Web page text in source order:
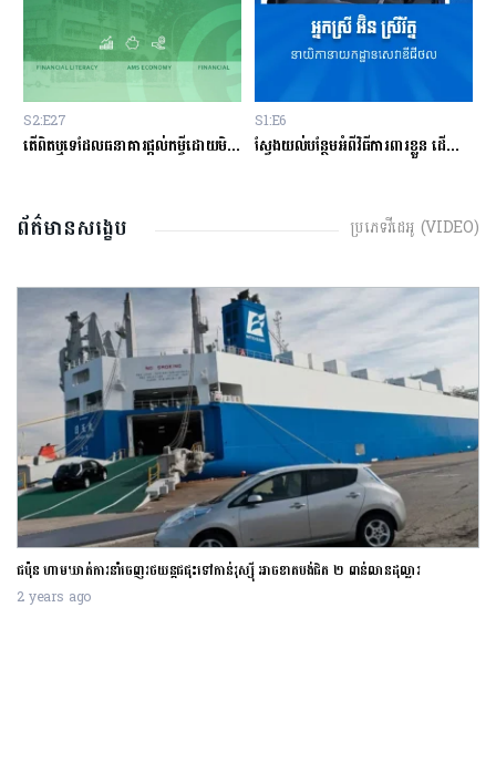
S2:E27
តើពិតឬទេដែលធនាគារផ្ដល់កម្ចីដោយមិនសិក្សាលើលទ្ធភាពសងត្រឡប់?
S1:E6
ស្វែងយល់បន្ថែមអំពីវិធីការពារខ្លួន ដើម្បីជៀសវាងពីការឆបោកតាមបច្ចេកវិទ្យាហិរញ្ញវត្ថុ!
ព័ត៌មានសង្ខេប ប្រភេទវីដេអូ (VIDEO)
ជប៉ុន ហាមឃាត់ការនាំចេញរថយន្តជជុះទៅកាន់រុស្ស៊ី អាចខាតបង់ជិត ២ ពាន់លានដុល្លារ
2 years ago